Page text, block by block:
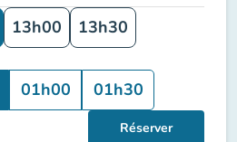
13h00 13h30
01h00 01h30
Réserver